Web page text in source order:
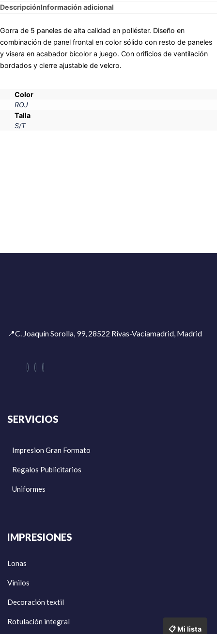
DescripciónInformación adicional
Gorra de 5 paneles de alta calidad en poliéster. Diseño en
combinación de panel frontal en color sólido con resto de paneles
y visera en acabador bicolor a juego. Con orificios de ventilación
bordados y cierre ajustable de velcro.
Color
ROJ
Talla
S/T
📍C. Joaquín Sorolla, 99, 28522 Rivas-Vaciamadrid, Madrid
SERVICIOS
Impresion Gran Formato
Regalos Publicitarios
Uniformes
IMPRESIONES
Lonas
Vinilos
Decoración textil
Rotulación integral
📋 Mi lista